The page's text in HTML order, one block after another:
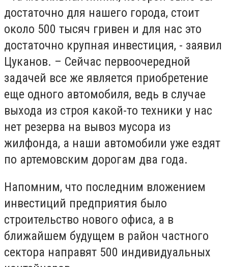
достаточно для нашего города, стоит
около 500 тысяч гривен и для нас это
достаточно крупная инвестиция, - заявил
Цуканов. – Сейчас первоочередной
задачей все же является приобретение
еще одного автомобиля, ведь в случае
выхода из строя какой-то техники у нас
нет резерва на вывоз мусора из
жилфонда, а наши автомобили уже ездят
по артемовским дорогам два года.
Напомним, что последним вложением
инвестиций предприятия было
строительство нового офиса, а в
ближайшем будущем в район частного
сектора направят 500 индивидуальных